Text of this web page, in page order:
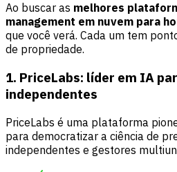
Ao buscar as melhores
management em nuvem para
que você verá. Cada um tem
de propriedade.
1. PriceLabs: líder em IA
independentes
PriceLabs é uma plataforma
para democratizar a ciência de
independentes e gestores